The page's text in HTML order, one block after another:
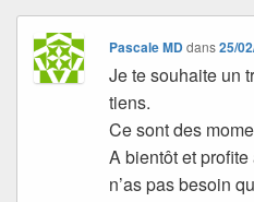
Pascale MDdans25/
Je te souhaite un
tiens.
Ce sont des
A bientôt et
n’as pas besoin